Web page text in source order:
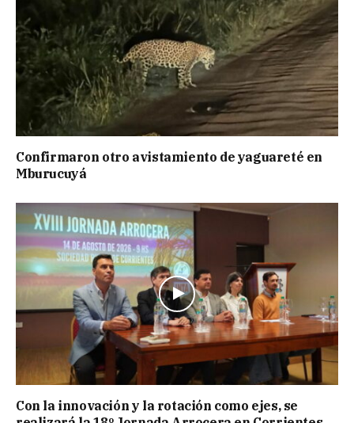
Confirmaron otro avistamiento de yaguareté en
Mburucuyá
Con la innovación y la rotación como ejes, se